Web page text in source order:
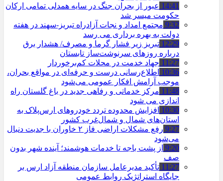
14:41 عبور از بحران جنگ در سایه همدلی تمامی ارکان
حکومت میسر شد
9:32 مجتمع امداد و نجات آزادراه تبریز-سهند در هفته
دولت به بهره ‌برداری می‌ رسد
12:29 تبریز زیر فشار گرما و مصرف/ هشدار برق
درباره روزهای سرنوشت‌ساز تابستان
11:27 جهاد خدمت در محلات کم‌برخوردار
10:36 اطلاع‌رسانی درست و حرفه‌ای در مواقع بحران،
موجب آرامش افکار عمومی می‌شود
11:48 مرکز خدماتی و رفاهی جدید در باغ گلستان راه
اندازی می شود
10:30 افزایش محدوده تردد خودروهای ارس‌پلاک به
استان‌های شمال و شمال‌غرب کشور
9:27
رفع مشکلات اراضی فاز ۲ خاوران با جدیت دنبال
می‌شود
9:20 از پشت باجه تا خدمات هوشمند؛ آینده شهر بدون
صف
11:27 تأکید مدیرعامل سازمان منطقه آزاد ارس بر
جایگاه استراتژیک روابط عمومی